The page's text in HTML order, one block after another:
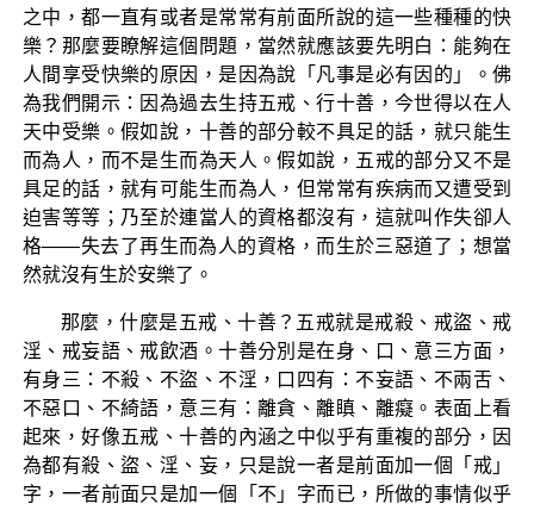
之中，都一直有或者是常常有前面所說的這一些種種的快
樂？那麼要瞭解這個問題，當然就應該要先明白：能夠在
人間享受快樂的原因，是因為說「凡事是必有因的」。佛
為我們開示：因為過去生持五戒、行十善，今世得以在人
天中受樂。假如說，十善的部分較不具足的話，就只能生
而為人，而不是生而為天人。假如說，五戒的部分又不是
具足的話，就有可能生而為人，但常常有疾病而又遭受到
迫害等等；乃至於連當人的資格都沒有，這就叫作失卻人
格——失去了再生而為人的資格，而生於三惡道了；想當
然就沒有生於安樂了。
那麼，什麼是五戒、十善？五戒就是戒殺、戒盜、戒
淫、戒妄語、戒飲酒。十善分別是在身、口、意三方面，
有身三：不殺、不盜、不淫，口四有：不妄語、不兩舌、
不惡口、不綺語，意三有：離貪、離瞋、離癡。表面上看
起來，好像五戒、十善的內涵之中似乎有重複的部分，因
為都有殺、盜、淫、妄，只是說一者是前面加一個「戒」
字，一者前面只是加一個「不」字而已，所做的事情似乎